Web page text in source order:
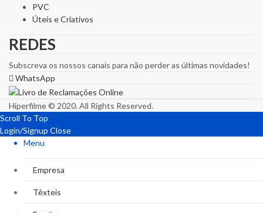
PVC
Úteis e Criativos
REDES
Subscreva os nossos canais para não perder as últimas novidades!
WhatsApp
Hiperfilme © 2020. All Rights Reserved.
Scroll To Top
Login/Signup Close
Menu
Empresa
Têxteis